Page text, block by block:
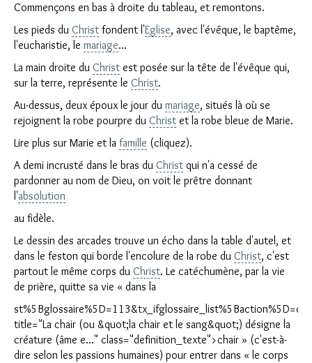
Commençons en bas à droite du tableau, et remontons.
Les pieds du Christ fondent l'Eglise, avec l'évêque, le baptême,
l'eucharistie, le mariage...
La main droite du Christ est posée sur la tête de l'évêque qui,
sur la terre, représente le Christ.
Au-dessus, deux époux le jour du mariage, situés là où se
rejoignent la robe pourpre du Christ et la robe bleue de Marie.
Lire plus sur Marie et la famille (cliquez).
A demi incrusté dans le bras du Christ qui n'a cessé de
pardonner au nom de Dieu, on voit le prêtre donnant
l'absolution
au fidèle.
Le dessin des arcades trouve un écho dans la table d'autel, et
dans le feston qui borde l'encolure de la robe du Christ, c'est
partout le même corps du Christ. Le catéchumène, par la vie
de prière, quitte sa vie « dans la
title="La chair (ou &quot;la chair et le sang&quot;) désigne la
créature (âme e..." class="definition_texte">chair » (c'est-à-
dire selon les passions humaines) pour entrer dans « le corps